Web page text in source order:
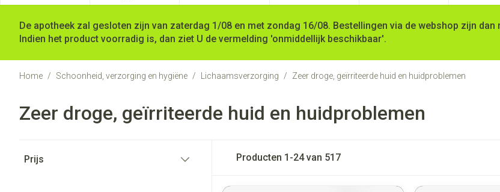
De apotheek zal gesloten zijn van zaterdag 1/08 en met zondag 16/08. Bestellingen via de webshop zijn
Indien het product voorradig is, dan ziet U de vermelding 'onmiddellijk beschikbaar'.
Home / Schoonheid, verzorging en hygiëne / Lichaamsverzorging / Zeer droge, geïrriteerde huid en huidproblemen
Zeer droge, geïrriteerde huid en huidproblemen
Prijs
Producten 1 -24van 517